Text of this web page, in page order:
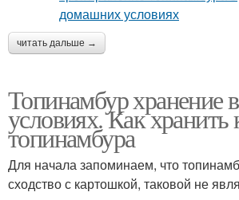
читать дальше →
Топинамбур хранение
условиях. Как хранить
топинамбура
Для начала запоминаем, что
сходство с картошкой, таковой не